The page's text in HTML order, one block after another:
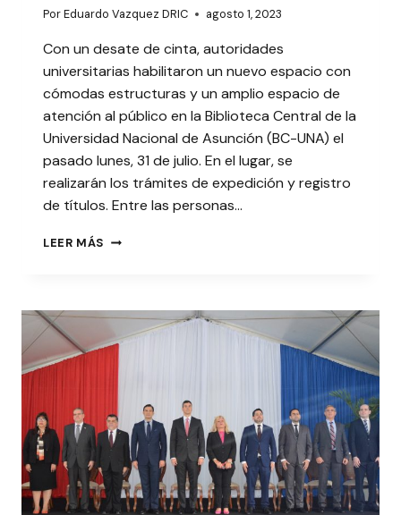
PorEduardo Vazquez DRIC agosto 1, 2023
Con un desate de cinta, autoridades
universitarias habilitaron un nuevo espacio con
cómodas estructuras y un amplio espacio de
atención al público en la Biblioteca Central de la
Universidad Nacional de Asunción (BC-UNA) el
pasado lunes, 31 de julio. En el lugar, se
realizarán los trámites de expedición y registro
de títulos. Entre las personas…
LEER MÁS HABILITAN
ATENCIÓN
PÚBLICO
CENTRAL
DE
LA
UNA